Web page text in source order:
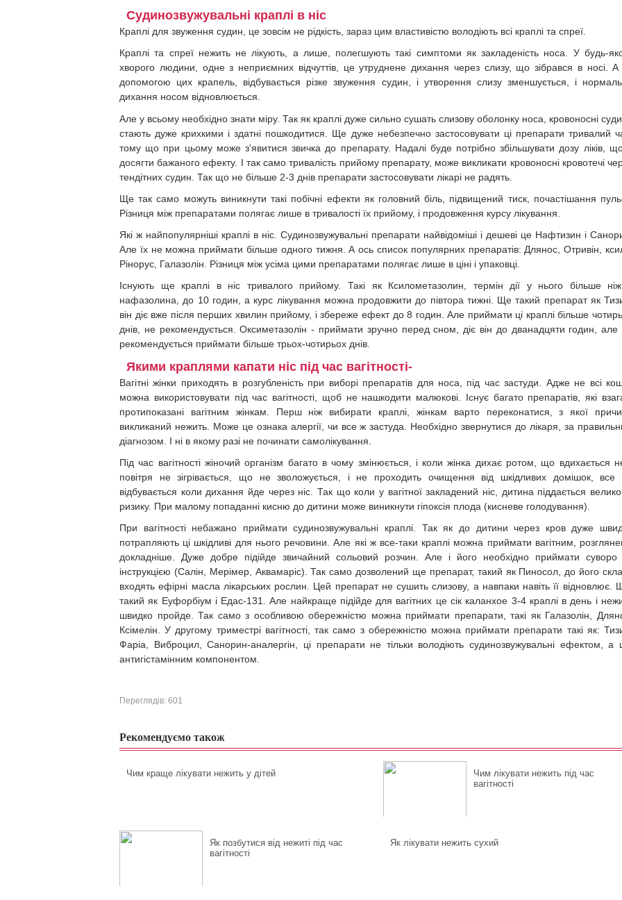
Судинозвужувальні краплі в ніс
Краплі для звуження судин, це зовсім не рідкість, зараз цим властивістю володіють всі краплі та спреї.
Краплі та спреї нежить не лікують, а лише, полегшують такі симптоми як закладеність носа. У будь-
хворого людини, одне з неприємних відчуттів, це утруднене дихання через слизу, що зібрався в носі. А
допомогою цих крапель, відбувається різке звуження судин, і утворення слизу зменшується, і
дихання носом відновлюється.
Але у всьому необхідно знати міру. Так як краплі дуже сильно сушать слизову оболонку носа, кровоносні
стають дуже крихкими і здатні пошкодитися. Ще дуже небезпечно застосовувати ці препарати тривалий
тому що при цьому може з'явитися звичка до препарату. Надалі буде потрібно збільшувати дозу ліків,
досягти бажаного ефекту. І так само тривалість прийому препарату, може викликати кровоносні кровотечі
тендітних судин. Так що не більше 2-3 днів препарати застосовувати лікарі не радять.
Ще так само можуть виникнути такі побічні ефекти як головний біль, підвищений тиск, почастішання
Різниця між препаратами полягає лише в тривалості їх прийому, і продовження курсу лікування.
Які ж найпопулярніші краплі в ніс. Судинозвужувальні препарати найвідоміші і дешеві це Нафтизин і
Але їх не можна приймати більше одного тижня. А ось список популярних препаратів: Длянос, Отривін,
Рінорус, Галазолін. Різниця між усіма цими препаратами полягає лише в ціні і упаковці.
Існують ще краплі в ніс тривалого прийому. Такі як Ксилометазолин, термін дії у нього більше
нафазолина, до 10 годин, а курс лікування можна продовжити до півтора тижні. Ще такий препарат як
він діє вже після перших хвилин прийому, і збереже ефект до 8 годин. Але приймати ці краплі більше
днів, не рекомендується. Оксиметазолін - приймати зручно перед сном, діє він до дванадцяти годин, але
рекомендується приймати більше трьох-чотирьох днів.
Якими краплями капати ніс під час вагітності-
Вагітні жінки приходять в розгубленість при виборі препаратів для носа, під час застуди. Адже не всі
можна використовувати під час вагітності, щоб не нашкодити малюкові. Існує багато препаратів, які
протипоказані вагітним жінкам. Перш ніж вибирати краплі, жінкам варто переконатися, з якої
викликаний нежить. Може це ознака алергії, чи все ж застуда. Необхідно звернутися до лікаря, за
діагнозом. І ні в якому разі не починати самолікування.
Під час вагітності жіночий організм багато в чому змінюється, і коли жінка дихає ротом, що вдихається
повітря не зігрівається, що не зволожується, і не проходить очищення від шкідливих домішок, все
відбувається коли дихання йде через ніс. Так що коли у вагітної закладений ніс, дитина піддається
ризику. При малому попаданні кисню до дитини може виникнути гіпоксія плода (кисневе голодування).
При вагітності небажано приймати судинозвужувальні краплі. Так як до дитини через кров дуже
потрапляють ці шкідливі для нього речовини. Але які ж все-таки краплі можна приймати вагітним,
докладніше. Дуже добре підійде звичайний сольовий розчин. Але і його необхідно приймати суворо
інструкцією (Салін, Мерімер, Аквамаріс). Так само дозволений ще препарат, такий як Пиносол, до його
входять ефірні масла лікарських рослин. Цей препарат не сушить слизову, а навпаки навіть її відновлює.
такий як Еуфорбіум і Едас-131. Але найкраще підійде для вагітних це сік каланхое 3-4 краплі в день і
швидко пройде. Так само з особливою обережністю можна приймати препарати, такі як Галазолін,
Ксімелін. У другому триместрі вагітності, так само з обережністю можна приймати препарати такі як:
Фаріа, Виброцил, Санорин-аналергін, ці препарати не тільки володіють судинозвужувальні ефектом, а
антигістамінним компонентом.
Переглядів: 601
Рекомендуємо також
Чим краще лікувати нежить у дітей
Чим лікувати нежить під час
вагітності
Як позбутися від нежиті під час
вагітності
Як лікувати нежить сухий